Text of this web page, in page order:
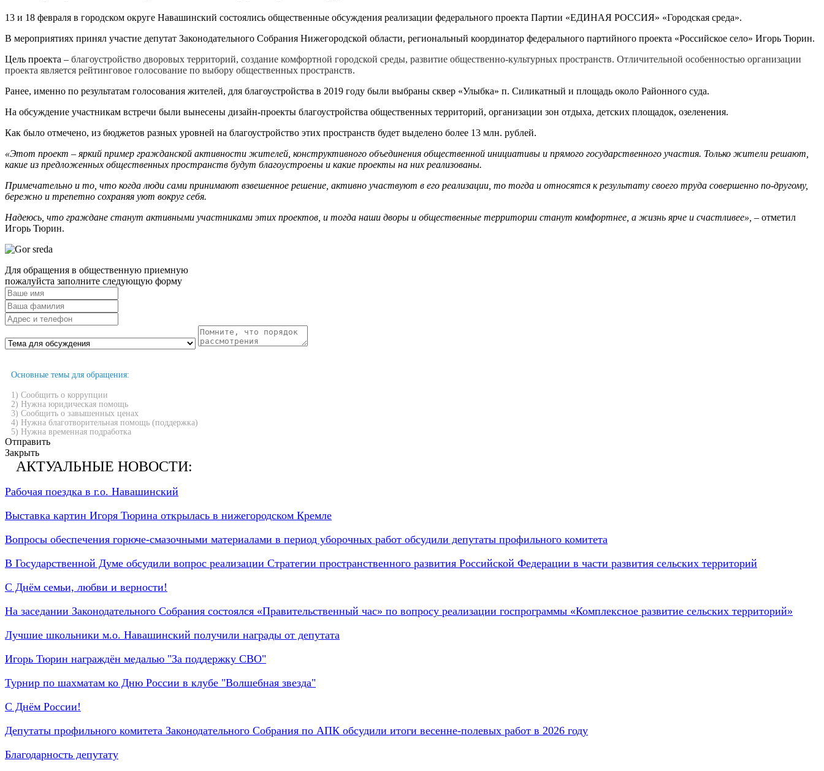
13 и 18 февраля в городском округе Навашинский состоялись общественные обсуждения реализации федерального проекта Партии «ЕДИНАЯ РОССИЯ» «Городская среда».
В мероприятиях принял участие депутат Законодательного Собрания Нижегородской области, региональный координатор федерального партийного проекта «Российское село» Игорь Тюрин.
Цель проекта – благоустройство дворовых территорий, создание комфортной городской среды, развитие общественно-культурных пространств. Отличительной особенностью организации
проекта является рейтинговое голосование по выбору общественных пространств.
Ранее, именно по результатам голосования жителей, для благоустройства в 2019 году были выбраны сквер «Улыбка» п. Силикатный и площадь около Районного суда.
На обсуждение участникам встречи были вынесены дизайн-проекты благоустройства общественных территорий, организации зон отдыха, детских площадок, озеленения.
Как было отмечено, из бюджетов разных уровней на благоустройство этих пространств будет выделено более 13 млн. рублей.
«Этот проект – яркий пример гражданской активности жителей, конструктивного объединения общественной инициативы и прямого государственного участия. Только жители решают,
какие из предложенных общественных пространств будут благоустроены и какие проекты на них реализованы.
Примечательно и то, что когда люди сами принимают взвешенное решение, активно участвуют в его реализации, то тогда и относятся к результату своего труда совершенно по-другому,
бережно и трепетно сохраняя уют вокруг себя.
Надеюсь, что граждане станут активными участниками этих проектов, и тогда наши дворы и общественные территории станут комфортнее, а жизнь ярче и счастливее», – отметил
Игорь Тюрин.
Для обращения в общественную приемную
пожалуйста заполните следующую форму
Основные темы для обращения:
1) Сообщить о коррупции
2) Нужна юридическая помощь
3) Сообщить о завышенных ценах
4) Нужна благотворительная помощь (поддержка)
5) Нужна временная подработка
Отправить
Закрыть
АКТУАЛЬНЫЕ НОВОСТИ:
Рабочая поездка в г.о. Навашинский
Выставка картин Игоря Тюрина открылась в нижегородском Кремле
Вопросы обеспечения горюче-смазочными материалами в период уборочных работ обсудили депутаты профильного комитета
В Государственной Думе обсудили вопрос реализации Стратегии пространственного развития Российской Федерации в части развития сельских территорий
С Днём семьи, любви и верности!
На заседании Законодательного Собрания состоялся «Правительственный час» по вопросу реализации госпрограммы «Комплексное развитие сельских территорий»
Лучшие школьники м.о. Навашинский получили награды от депутата
Игорь Тюрин награждён медалью "За поддержку СВО"
Турнир по шахматам ко Дню России в клубе "Волшебная звезда"
С Днём России!
Депутаты профильного комитета Законодательного Собрания по АПК обсудили итоги весенне-полевых работ в 2026 году
Благодарность депутату